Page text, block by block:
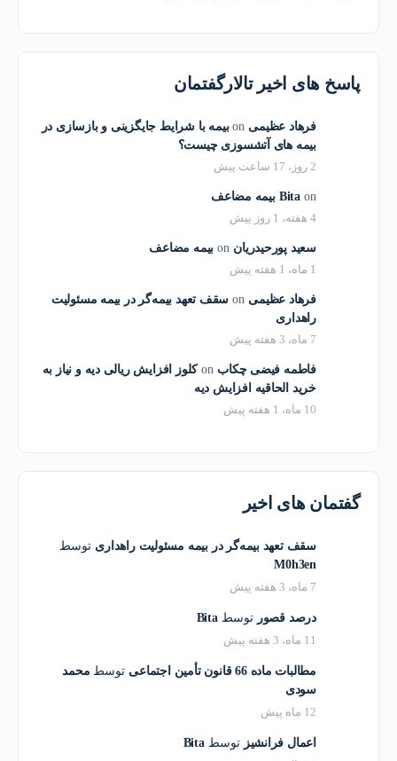
پاسخ های اخیر تالارگفتمان
فرهاد عظیمی
بیمه با شرایط جایگزینی و بازسازی در
بیمه های آتشسوزی چیست؟
2 روز، 17 ساعت پیش
Bita on
بیمه مضاعف
4 هفته، 1 روز پیش
سعید پورحیدریان
بیمه مضاعف
1 ماه، 1 هفته پیش
فرهاد عظیمی
سقف تعهد بیمه‌گر در بیمه مسئولیت
راهداری
7 ماه، 3 هفته پیش
فاطمه فیضی چکاب
کلوز افزایش ریالی دیه و نیاز به
خرید الحاقیه افزایش دیه
10 ماه، 1 هفته پیش
گفتمان های اخیر
سقف تعهد بیمه‌گر در بیمه مسئولیت راهداری توسط
M0h3en
7 ماه، 3 هفته پیش
درصد قصور توسطBita
11 ماه، 3 هفته پیش
مطالبات ماده 66 قانون تأمین اجتماعی توسط محمد
سودی
12 ماه پیش
اعمال فرانشیز توسطBita